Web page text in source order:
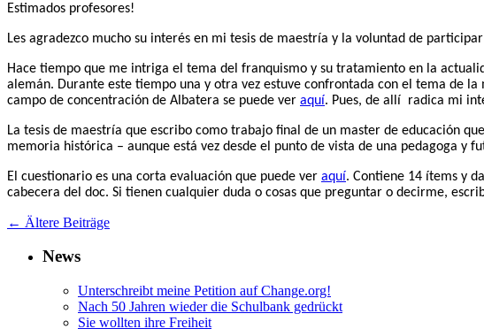
Estimados profesores!
Les agradezco mucho su interés en mi tesis de maestría y la voluntad de
Hace tiempo que me intriga el tema del franquismo y su tratamiento en la
alemán. Durante este tiempo una y otra vez estuve confrontada con el tema de
campo de concentración de Albatera se puede ver aquí. Pues, de allí radica mi
La tesis de maestría que escribo como trabajo final de un master de educación
memoria histórica – aunque está vez desde el punto de vista de una pedagoga y
El cuestionario es una corta evaluación que puede ver aquí. Contiene 14 ítems y
cabecera del doc. Si tienen cualquier duda o cosas que preguntar o decirme,
← Ältere Beiträge
News
Unterschreibt meine Petition auf Change.org!
Nach 50 Jahren wieder die Schulbank gedrückt
Sie wollten ihre Freiheit